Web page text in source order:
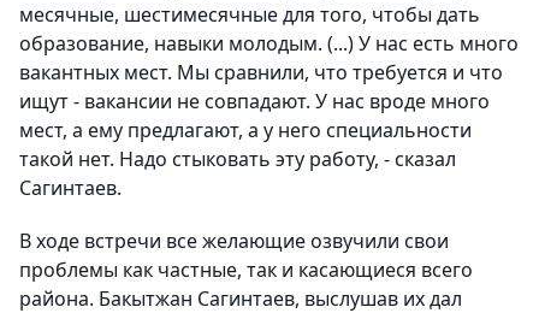
месячные, шестимесячные для того, чтобы дать
образование, навыки молодым. (...) У нас есть много
вакантных мест. Мы сравнили, что требуется и что
ищут - вакансии не совпадают. У нас вроде много
мест, а ему предлагают, а у него специальности
такой нет. Надо стыковать эту работу, - сказал
Сагинтаев.
В ходе встречи все желающие озвучили свои
проблемы как частные, так и касающиеся всего
района. Бакытжан Сагинтаев, выслушав их дал